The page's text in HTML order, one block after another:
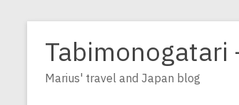
Inhalt
springen
Tabimonogatari
Marius' travel and Japan blog